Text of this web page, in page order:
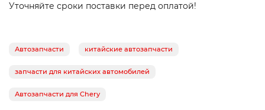
Уточняйте сроки поставки перед оплатой!
Автозапчасти китайские автозапчасти
запчасти для китайских автомобилей
Автозапчасти для Chery